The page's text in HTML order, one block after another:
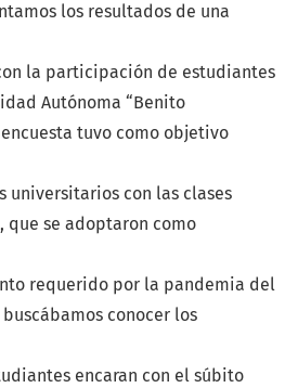
los resultados de una
la participación de estudiantes
Autónoma “Benito
encuesta tuvo como objetivo
universitarios con las clases
que se adoptaron como
requerido por la pandemia del
buscábamos conocer los
encaran con el súbito